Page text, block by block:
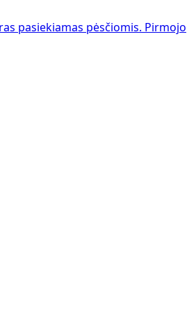
pasiekiamas pėsčiomis. Pirmojo